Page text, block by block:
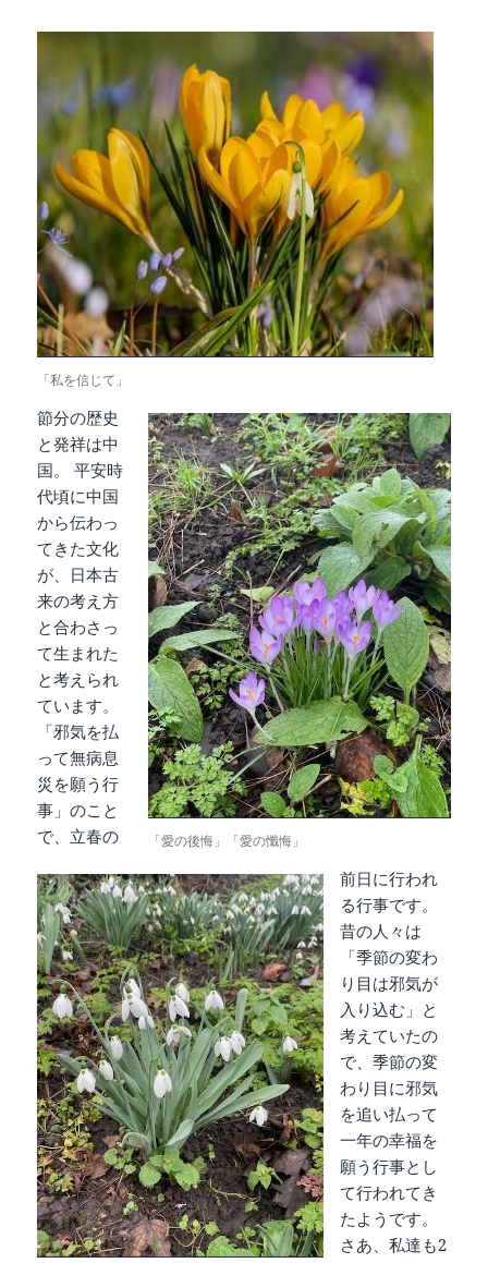
「私を信じて」
「愛の後悔」「愛の懺悔」
節分の歴史
と発祥は中
国。 平安時
代頃に中国
から伝わっ
てきた文化
が、日本古
来の考え方
と合わさっ
て生まれた
と考えられ
ています。
「邪気を払
って無病息
災を願う行
事」のこと
で、立春の
前日に行われ
る行事です。
昔の人々は
「季節の変わ
り目は邪気が
入り込む」と
考えていたの
で、季節の変
わり目に邪気
を追い払って
一年の幸福を
願う行事とし
て行われてき
たようです。
さあ、私達も2